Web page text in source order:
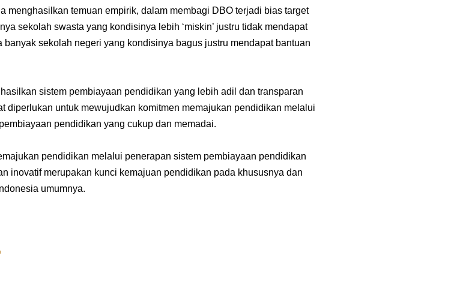
menghasilkan temuan empirik, dalam membagi DBO terjadi bias target
sekolah swasta yang kondisinya lebih ‘miskin’ justru tidak mendapat
banyak sekolah negeri yang kondisinya bagus justru mendapat bantuan
sistem pembiayaan pendidikan yang lebih adil dan transparan
diperlukan untuk mewujudkan komitmen memajukan pendidikan melalui
pendidikan yang cukup dan memadai.
pendidikan melalui penerapan sistem pembiayaan pendidikan
inovatif merupakan kunci kemajuan pendidikan pada khususnya dan
umumnya.